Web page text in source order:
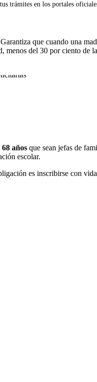
trámites en los portales
que cuando una
del 30 por ciento de
68 años que sean jefas de
escolar.
es inscribirse con